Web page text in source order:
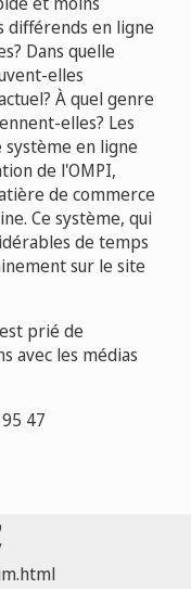
différends en ligne
Dans quelle
elles
À quel genre
elles? Les
en ligne
de l'OMPI,
de commerce
Ce système, qui
de temps
sur le site
prié de
avec les médias
47